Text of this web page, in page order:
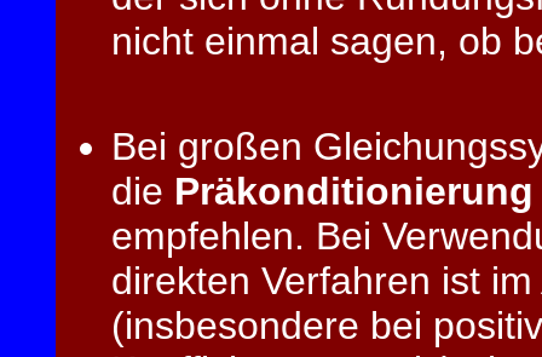
nicht einmal sagen, ob
Bei großen
die Präkonditionierung
empfehlen. Bei
direkten Verfahren ist
(insbesondere bei